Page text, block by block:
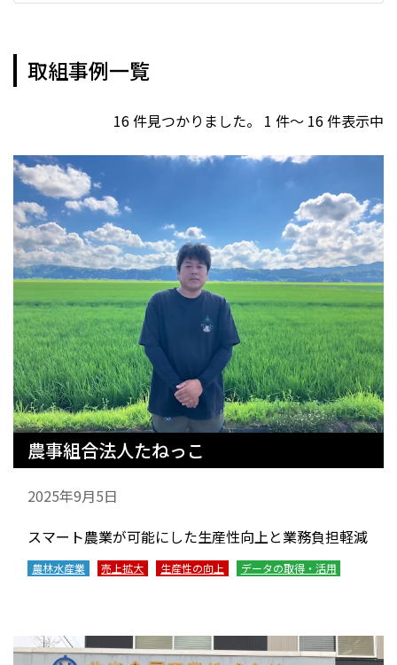
取組事例一覧
16 件見つかりました。 1 件～ 16 件表示中
農事組合法人たねっこ
2025年9月5日
スマート農業が可能にした生産性向上と業務負担軽減
農林水産業 売上拡大 生産性の向上 データの取得・活用